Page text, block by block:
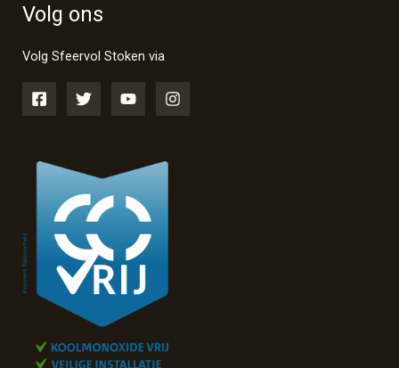
Volg ons
Volg Sfeervol Stoken via